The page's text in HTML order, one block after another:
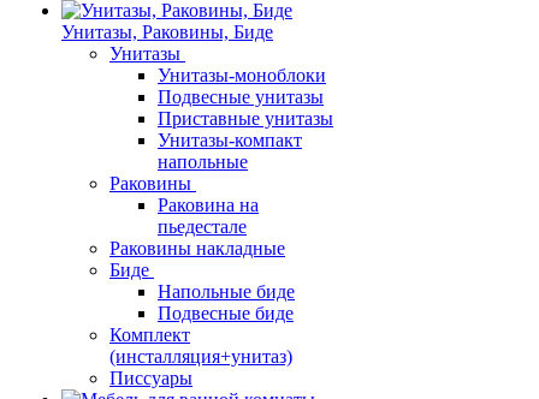
Унитазы, Раковины, Биде
Унитазы
Унитазы-моноблоки
Подвесные унитазы
Приставные унитазы
Унитазы-компакт
напольные
Раковины
Раковина на
пьедестале
Раковины накладные
Биде
Напольные биде
Подвесные биде
Комплект
(инсталляция+унитаз)
Писсуары